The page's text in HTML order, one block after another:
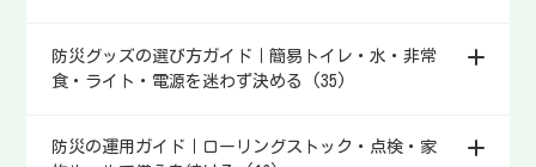
防災グッズの選び方ガイド｜簡易トイレ・水・非常
食・ライト・電源を迷わず決める (35)
防災の運用ガイド｜ローリングストック・点検・家